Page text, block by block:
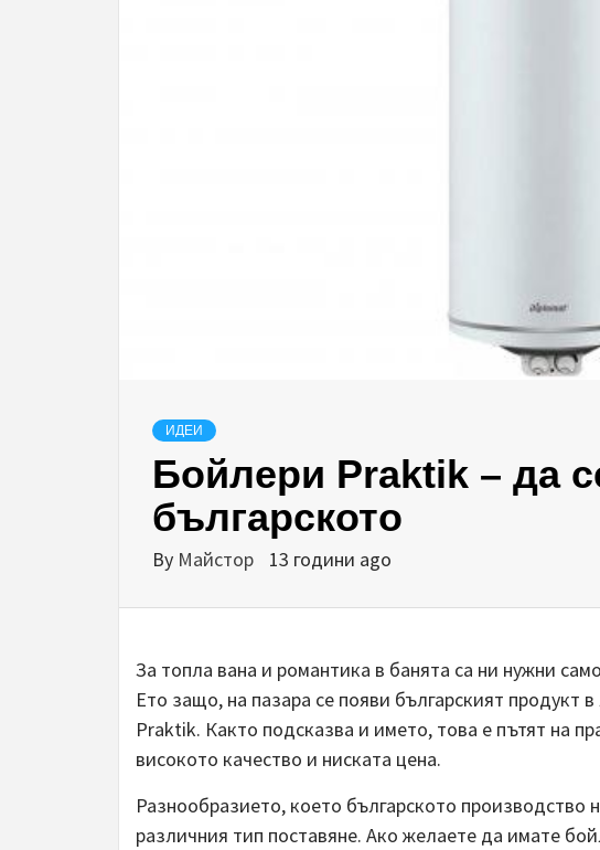
ИДЕИ
Бойлери Praktik – да
българското
By Майстор 13 години ago
За топла вана и романтика в банята са ни нужни
Ето защо, на пазара се появи българският продукт
Praktik. Както подсказва и името, това е пътят на
високото качество и ниската цена.
Разнообразието, което българското производство
различния тип поставяне. Ако желаете да имате